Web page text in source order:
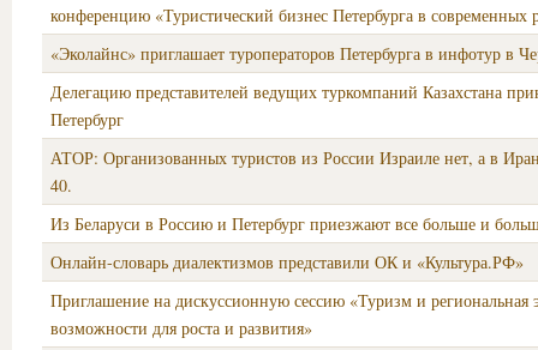
конференцию «Туристический бизнес Петербурга в современных
«Эколайнс» приглашает туроператоров Петербурга в инфотур в
Делегацию представителей ведущих туркомпаний Казахстана
Петербург
АТОР: Организованных туристов из России Израиле нет, а в
40.
Из Беларуси в Россию и Петербург приезжают все больше и
Онлайн-словарь диалектизмов представили ОК и «Культура.РФ»
Приглашение на дискуссионную сессию «Туризм и региональная
возможности для роста и развития»